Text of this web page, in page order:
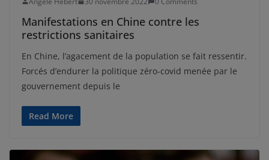
Manifestations en Chine contre les
restrictions sanitaires
En Chine, l’agacement de la population se fait ressentir.
Forcés d’endurer la politique zéro-covid menée par le
gouvernement depuis le
Read More